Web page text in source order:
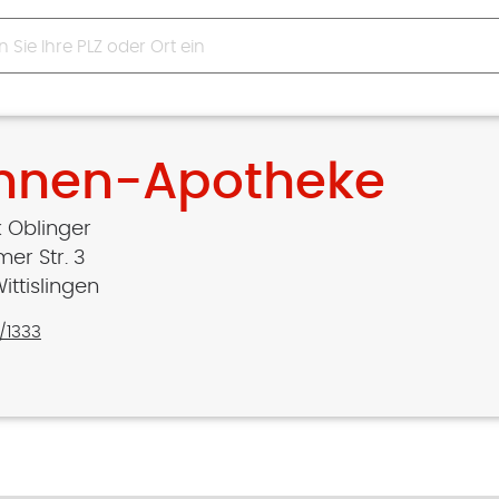
Apotheke
Oblinger
Str. 3